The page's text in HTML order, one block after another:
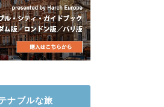
ナブルな旅